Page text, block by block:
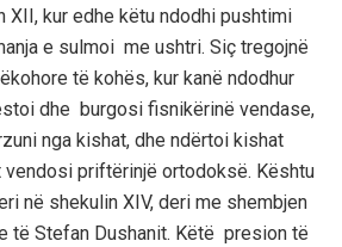
XII, kur edhe këtu ndodhi pushtimi
e sulmoi me ushtri. Siç tregojnë
të kohës, kur kanë ndodhur
dhe burgosi fisnikërinë vendase,
nga kishat, dhe ndërtoi kishat
priftërinjë ortodoksë. Kështu
në shekulin XIV, deri me shembjen
të Stefan Dushanit. Këtë presion të